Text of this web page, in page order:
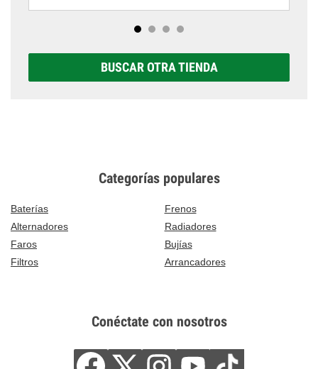
BUSCAR OTRA TIENDA
Categorías populares
Baterías
Frenos
Alternadores
Radiadores
Faros
Bujías
Filtros
Arrancadores
Conéctate con nosotros